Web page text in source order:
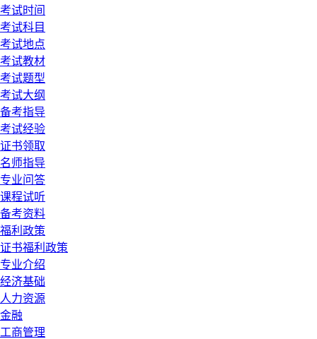
考试时间
考试科目
考试地点
考试教材
考试题型
考试大纲
备考指导
考试经验
证书领取
名师指导
专业问答
课程试听
备考资料
福利政策
证书福利政策
专业介绍
经济基础
人力资源
金融
工商管理